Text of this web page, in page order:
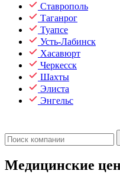
Ставрополь
Таганрог
Туапсе
Усть-Лабинск
Хасавюрт
Черкесск
Шахты
Элиста
Энгельс
Медицинские